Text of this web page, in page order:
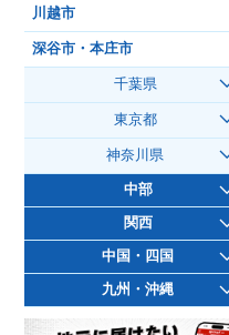
川越市
深谷市・本庄市
千葉県
東京都
神奈川県
中部
関西
中国・四国
九州・沖縄